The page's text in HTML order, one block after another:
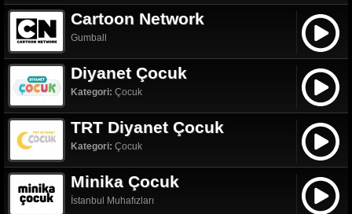
Cartoon Network
Gumball
Diyanet Çocuk
Kategori: Çocuk
TRT Diyanet Çocuk
Kategori: Çocuk
Minika Çocuk
İstanbul Muhafızları